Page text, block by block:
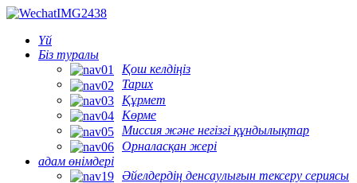
Үй
Біз туралы
Қош келдіңіз
Тарих
Құрмет
Көрме
Миссия және негізгі құндылықтар
Орналасқан жері
адам өнімдері
Әйелдердің денсаулығын тексеру сериясы